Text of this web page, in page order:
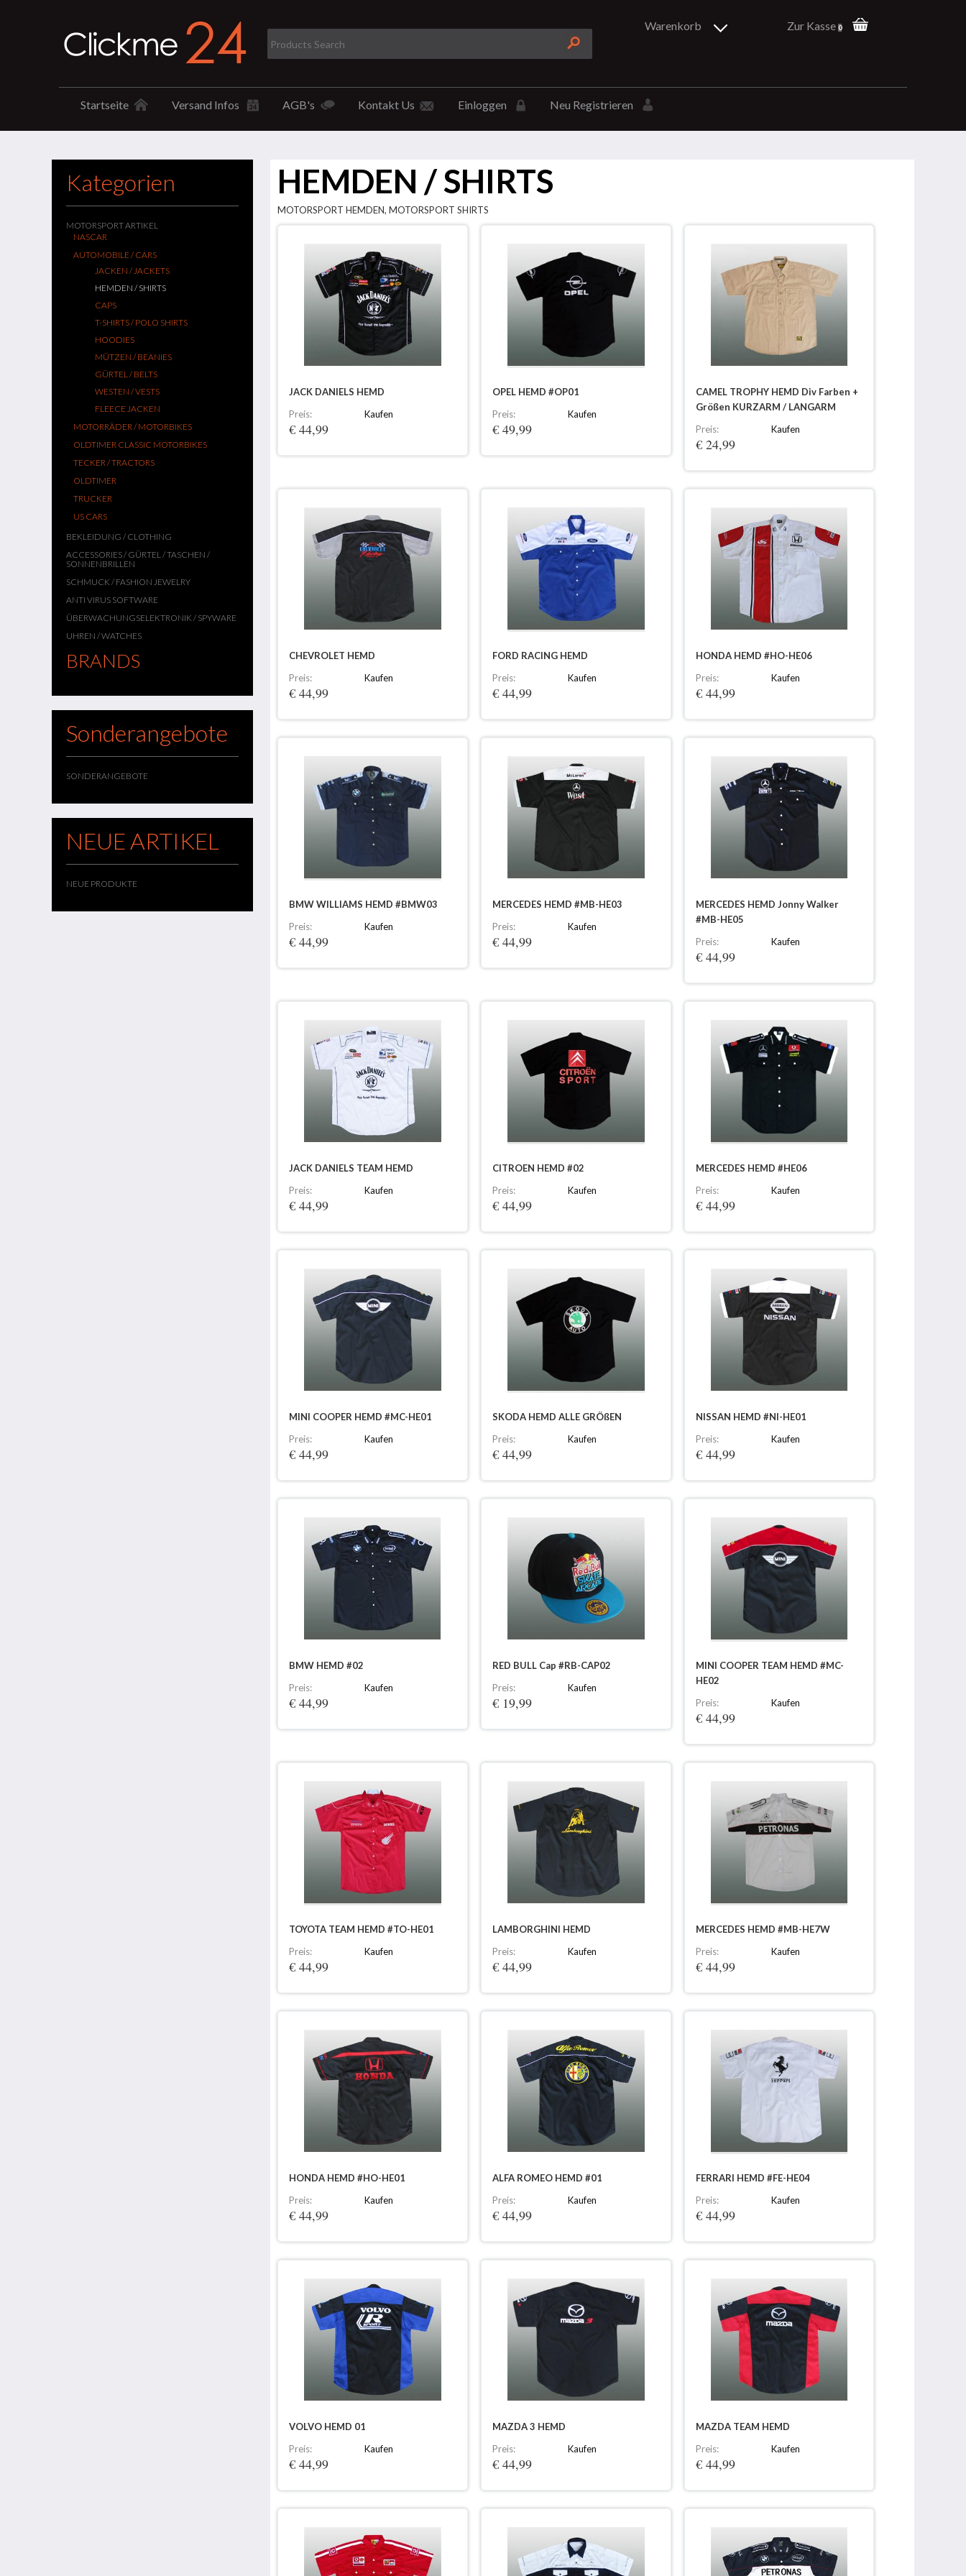
Warenkorb Zur Kasse 0
Startseite Versand Infos AGB's Kontakt Us Einloggen Neu Registrieren
Kategorien
MOTORSPORT ARTIKEL
NASCAR
AUTOMOBILE / CARS
JACKEN / JACKETS
HEMDEN / SHIRTS
CAPS
T-SHIRTS / POLO SHIRTS
HOODIES
MÜTZEN / BEANIES
GÜRTEL / BELTS
WESTEN / VESTS
FLEECE JACKEN
MOTORRÄDER / MOTORBIKES
OLDTIMER CLASSIC MOTORBIKES
TECKER / TRACTORS
OLDTIMER
TRUCKER
US CARS
BEKLEIDUNG / CLOTHING
ACCESSORIES / GÜRTEL / TASCHEN /
SONNENBRILLEN
SCHMUCK / FASHION JEWELRY
ANTI VIRUS SOFTWARE
ÜBERWACHUNGSELEKTRONIK / SPYWARE
UHREN / WATCHES
BRANDS
Sonderangebote
SONDERANGEBOTE
NEUE ARTIKEL
NEUE PRODUKTE
HEMDEN / SHIRTS
MOTORSPORT HEMDEN, MOTORSPORT SHIRTS
JACK DANIELS HEMD
Preis:
€ 44,99
Kaufen
OPEL HEMD #OP01
Preis:
€ 49,99
Kaufen
CAMEL TROPHY HEMD Div Farben +
Größen KURZARM / LANGARM
Preis:
€ 24,99
Kaufen
CHEVROLET HEMD
Preis:
€ 44,99
Kaufen
FORD RACING HEMD
Preis:
€ 44,99
Kaufen
HONDA HEMD #HO-HE06
Preis:
€ 44,99
Kaufen
BMW WILLIAMS HEMD #BMW03
Preis:
€ 44,99
Kaufen
MERCEDES HEMD #MB-HE03
Preis:
€ 44,99
Kaufen
MERCEDES HEMD Jonny Walker
#MB-HE05
Preis:
€ 44,99
Kaufen
JACK DANIELS TEAM HEMD
Preis:
€ 44,99
Kaufen
CITROEN HEMD #02
Preis:
€ 44,99
Kaufen
MERCEDES HEMD #HE06
Preis:
€ 44,99
Kaufen
MINI COOPER HEMD #MC-HE01
Preis:
€ 44,99
Kaufen
SKODA HEMD ALLE GRÖßEN
Preis:
€ 44,99
Kaufen
NISSAN HEMD #NI-HE01
Preis:
€ 44,99
Kaufen
BMW HEMD #02
Preis:
€ 44,99
Kaufen
RED BULL Cap #RB-CAP02
Preis:
€ 19,99
Kaufen
MINI COOPER TEAM HEMD #MC-
HE02
Preis:
€ 44,99
Kaufen
TOYOTA TEAM HEMD #TO-HE01
Preis:
€ 44,99
Kaufen
LAMBORGHINI HEMD
Preis:
€ 44,99
Kaufen
MERCEDES HEMD #MB-HE7W
Preis:
€ 44,99
Kaufen
HONDA HEMD #HO-HE01
Preis:
€ 44,99
Kaufen
ALFA ROMEO HEMD #01
Preis:
€ 44,99
Kaufen
FERRARI HEMD #FE-HE04
Preis:
€ 44,99
Kaufen
VOLVO HEMD 01
Preis:
€ 44,99
Kaufen
MAZDA 3 HEMD
Preis:
€ 44,99
Kaufen
MAZDA TEAM HEMD
Preis:
€ 44,99
Kaufen